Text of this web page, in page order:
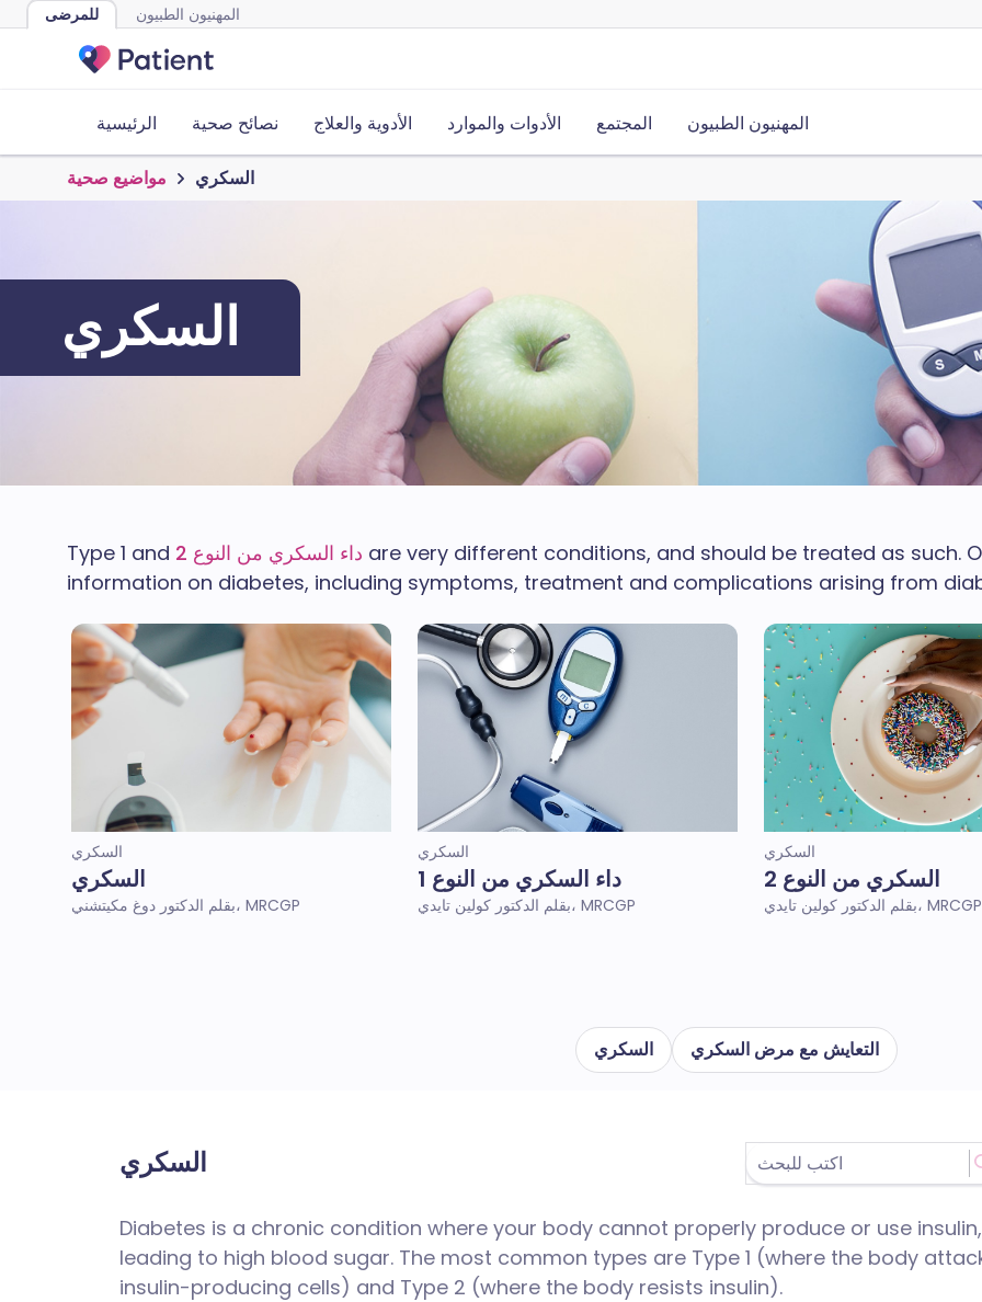
للمرضى المهنيون الطبيون
الرئيسية نصائح صحية الأدوية والعلاج الأدوات والموارد المجتمع المهنيون الطبيون
مواضيع صحية السكري
السكري
السكري التعايش مع مرض السكري
Type 1 and داء السكري من النوع 2 are very different conditions, and should be treated as such.
information on diabetes, including symptoms, treatment and complications arising from
السكري
السكري
بقلم الدكتور دوغ مكيتشني، MRCGP
السكري
داء السكري من النوع 1
بقلم الدكتور كولين تايدي، MRCGP
السكري
السكري من النوع 2
بقلم الدكتور كولين تايدي، MRCGP
السكري
Diabetes is a chronic condition where your body cannot properly produce or use insulin,
leading to high blood sugar. The most common types are Type 1 (where the body
insulin-producing cells) and Type 2 (where the body resists insulin).